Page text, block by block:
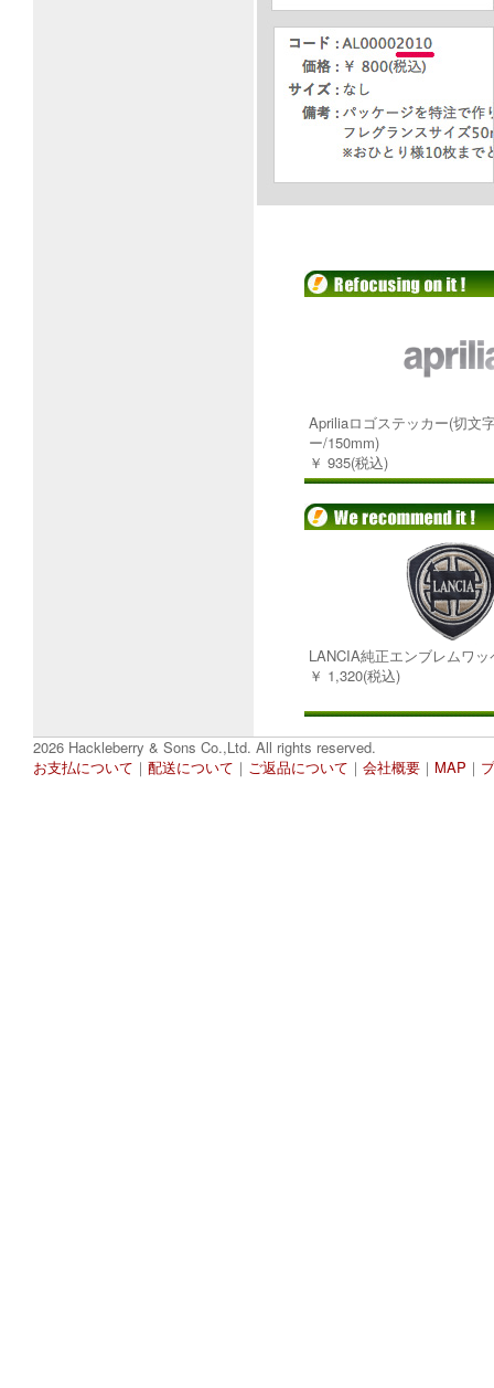
Apriliaロゴステッカー(切文
ー/150mm)
￥ 935(税込)
LANCIA純正エンブレムワ
￥ 1,320(税込)
2026 Hackleberry & Sons Co.,Ltd. All rights reserved.
お支払について ｜ 配送について ｜ ご返品について ｜ 会社概要 ｜ MAP ｜